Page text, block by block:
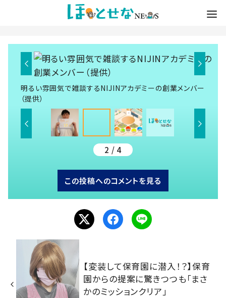
明るい雰囲気で雑談するNIJINアカデミーの創業メンバー
（提供）
2 / 4
この投稿へのコメントを見る
【変装して保育園に潜入！？】保育
園からの提案に驚きつつも「まさ
かのミッションクリア」